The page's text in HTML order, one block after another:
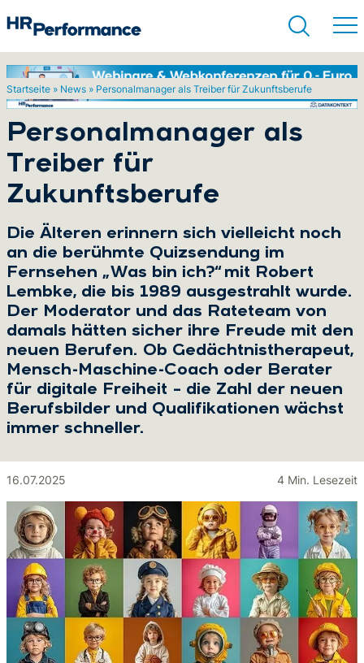
Startseite » News » Personalmanager als Treiber für Zukunftsberufe
Personalmanager als
Treiber für
Zukunftsberufe
Die Älteren erinnern sich vielleicht noch
an die berühmte Quizsendung im
Fernsehen „Was bin ich?“ mit Robert
Lembke, die bis 1989 ausgestrahlt wurde.
Der Moderator und das Rateteam von
damals hätten sicher ihre Freude mit den
neuen Berufen. Ob Gedächtnistherapeut,
Mensch-Maschine-Coach oder Berater
für digitale Freiheit – die Zahl der neuen
Berufsbilder und Qualifikationen wächst
immer schneller.
16.07.2025 4 Min. Lesezeit